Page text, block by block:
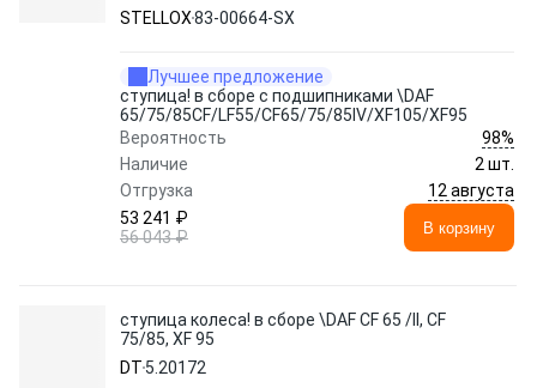
STELLOX83-00664-SX
Лучшее предложение
ступица! в сборе с подшипниками \DAF
65/75/85CF/LF55/CF65/75/85IV/XF105/XF95
Вероятность
98%
Наличие
2 шт.
Отгрузка
12 августа
53 241 ₽
56 043 ₽
В корзину
ступица колеса! в сборе \DAF CF 65 /II, CF
75/85, XF 95
DT 5.20172